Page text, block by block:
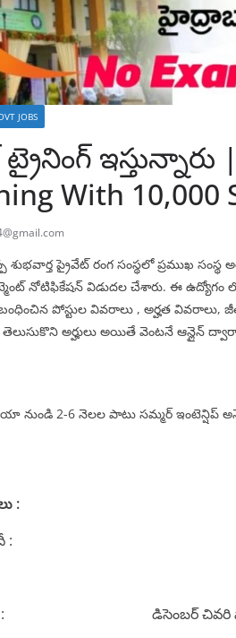
JOBS
ఇస్తున్నారు
With 10,000
శుభవార్త ప్రైవేట్ రంగ సంస్థలో ప్రముఖ
నోటిఫికేషన్ విడుదల చేశారు. ఈ
పోస్టుల వివరాలు , అర్హత వివరాలు,
అర్హులు అయితే వెంటనే ఆన్లైన్ ద్వారా
నుండి 2-6 నెలల పాటు సమ్మర్ ఇంటెన్షిప్ అనే
:
:
డిసెంబర్